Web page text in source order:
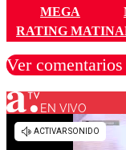
MEGA
RATING
Ver comentarios
Los
EN VIVO